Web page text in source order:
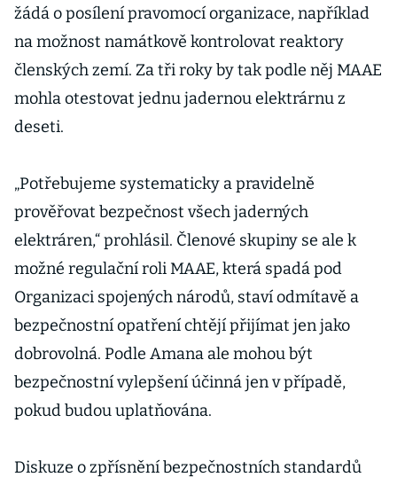
žádá o posílení pravomocí organizace, například
na možnost namátkově kontrolovat reaktory
členských zemí. Za tři roky by tak podle něj MAAE
mohla otestovat jednu jadernou elektrárnu z
deseti.
„Potřebujeme systematicky a pravidelně
prověřovat bezpečnost všech jaderných
elektráren,“ prohlásil. Členové skupiny se ale k
možné regulační roli MAAE, která spadá pod
Organizaci spojených národů, staví odmítavě a
bezpečnostní opatření chtějí přijímat jen jako
dobrovolná. Podle Amana ale mohou být
bezpečnostní vylepšení účinná jen v případě,
pokud budou uplatňována.
Diskuze o zpřísnění bezpečnostních standardů